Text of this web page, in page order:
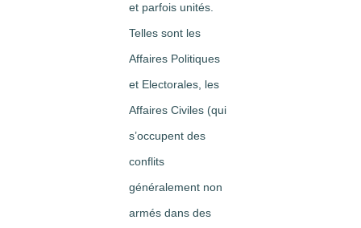
et parfois unités.
Telles sont les
Affaires Politiques
et Electorales, les
Affaires Civiles (qui
s’occupent des
conflits
généralement non
armés dans des